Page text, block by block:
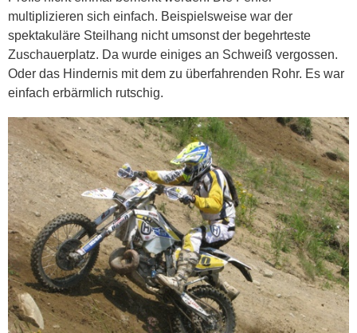
multiplizieren sich einfach. Beispielsweise war der
spektakuläre Steilhang nicht umsonst der begehrteste
Zuschauerplatz. Da wurde einiges an Schweiß vergossen.
Oder das Hindernis mit dem zu überfahrenden Rohr. Es war
einfach erbärmlich rutschig.